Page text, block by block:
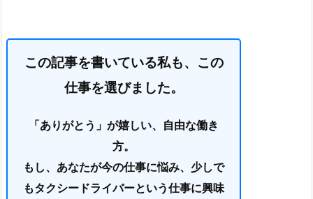
この記事を書いている私も、この
仕事を選びました。
「ありがとう」が嬉しい、自由な働き
方。
もし、あなたが今の仕事に悩み、少しで
もタクシードライバーという仕事に興味